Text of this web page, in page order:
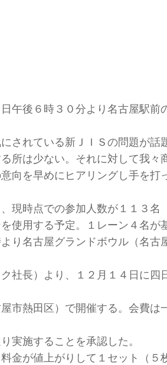
後６時３０分より名古屋駅前
れている新ＪＩＳの問題が話
所は少ない。それに対して我
向を早めにヒアリングし手を
時点での参加人数が１１３名
使用する予定。１レーン４名が
り名古屋グランドボウル（名古
長）より、１２月１４日に四
熱田区）で開催する。会費は
実施することを承認した。
金が値上がりして１セット（５